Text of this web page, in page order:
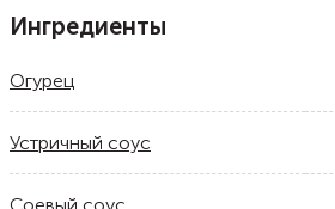
Ингредиенты
Огурец
Устричный соус